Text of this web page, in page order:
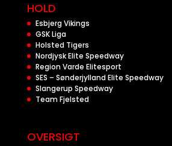
HOLD
Esbjerg Vikings
GSK Liga
Holsted Tigers
Nordjysk Elite Speedway
Region Varde Elitesport
SES – Sønderjylland Elite Speedway
Slangerup Speedway
Team Fjelsted
OVERSIGT